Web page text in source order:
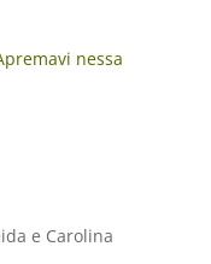
nessa
e Carolina